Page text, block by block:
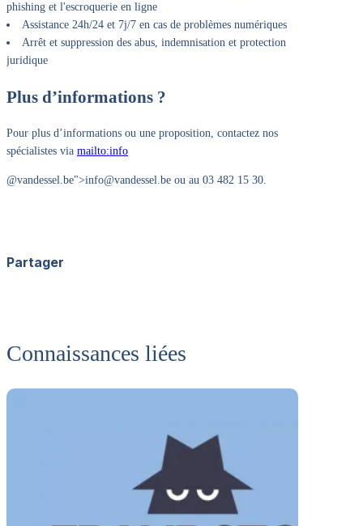
phishing et l'escroquerie en ligne
Assistance 24h/24 et 7j/7 en cas de problèmes numériques
Arrêt et suppression des abus, indemnisation et protection
juridique
Plus d’informations ?
Pour plus d’informations ou une proposition, contactez nos
spécialistes via mailto:info
@vandessel.be">info@vandessel.be ou au 03 482 15 30.
Partager
Connaissances liées